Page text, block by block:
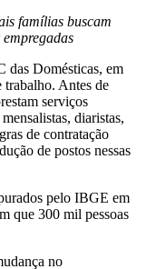
famílias buscam
das Domésticas, em
trabalho. Antes de
serviços
diaristas,
de contratação
de postos nessas
pelo IBGE em
que 300 mil pessoas
no